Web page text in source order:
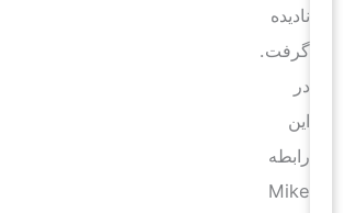
نادیده
گرفت.
رابطه
Mike